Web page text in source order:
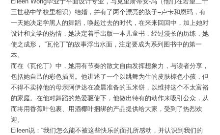
三世秘中学校里相识）结婚，并有了两个漂亮的孩子–卢卡和恩玛，有
一天她决定学黑人的舞蹈，唤起过去的时代，在来来回回中，加上她对
设计和文学的热情，她决定着手出版一本儿童书，经过漫长的历练，她
使之成形， “瓦伦丁”的故事浮出水面，注定要成为系列图书中的第一
本。
而在《瓦伦丁》中，她用有节奏的散文自由发挥想象力，与读者分享，
包括她自己的彩色插图。他讲述了一个以跳舞为生的皮肤棕色小孩，但
不得不卖掉他的母亲阿伊达在凌晨准备的玉米饼，以维持这个不太富裕
的家庭。在他对舞蹈的热爱驱使下，他做出特有的动作来吸引公众，从
而将用香蕉叶包裹、用酒椰叶捆绑的产品提供给大家，受到了热烈欢
迎。
Eileen说：“我们怎么能不被这些快乐的面孔所感动，并认识到我们的